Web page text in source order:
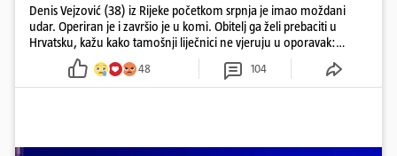
Denis Vejzović (38) iz Rijeke početkom srpnja je imao moždani
udar. Operiran je i završio je u komi. Obitelj ga želi prebaciti u
Hrvatsku, kažu kako tamošnji liječnici ne vjeruju u oporavak:
'Imamo 72 sata'
48 104